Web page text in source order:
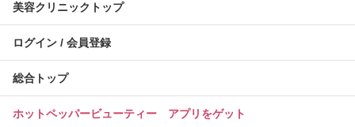
美容クリニックトップ
ログイン / 会員登録
総合トップ
ホットペッパービューティー アプリをゲット